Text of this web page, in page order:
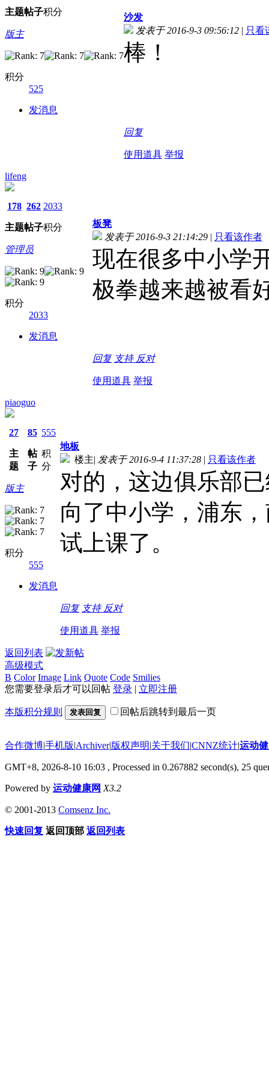
主题帖子积分
版主
积分
525
发消息
沙发
发表于 2016-9-3 09:56:12 | 只看
棒！
回复
使用道具 举报
lifeng
178
主题
262
帖子
2033
积分
管理员
积分
2033
发消息
板凳
发表于 2016-9-3 21:14:29 | 只看该作者
现在很多中小学
极拳越来越被看
回复 支持 反对
使用道具 举报
piaoguo
27
主
题
85
帖
子
555
积
分
版主
积分
555
发消息
地板
楼主| 发表于 2016-9-4 11:37:28 | 只看该作者
对的，这边俱乐部
向了中小学，浦东
试上课了。
回复 支持 反对
使用道具 举报
返回列表
高级模式
B Color Image Link Quote Code Smilies
您需要登录后才可以回帖 登录 | 立即注册
本版积分规则 发表回复 回帖后跳转到最后一页
合作微博|手机版|Archiver|版权声明|关于我们|CNNZ统计|运动
GMT+8, 2026-8-10 16:03 , Processed in 0.267882 second(s), 25
Powered by 运动健康网 X3.2
© 2001-2013 Comsenz Inc.
快速回复 返回顶部 返回列表